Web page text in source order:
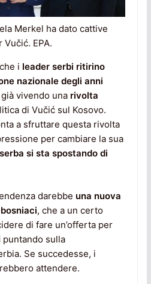
Merkel ha dato cattive
EPA.
i leader serbi ritirino
nazionale degli anni
vivendo una rivolta
di Vučić sul Kosovo.
a sfruttare questa rivolta
per cambiare la sua
si sta spostando di
darebbe una nuova
, che a un certo
di fare un’offerta per
puntando sulla
Se succedesse, i
attendere.